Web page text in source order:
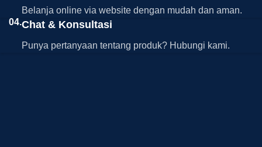
Belanja online via website dengan mudah dan aman.
04.Chat & Konsultasi
Punya pertanyaan tentang produk? Hubungi kami.